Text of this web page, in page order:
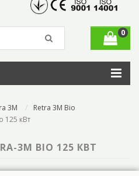
0
3M
Retra 3M Bio
125 кВт
3М BIO 125 КВТ